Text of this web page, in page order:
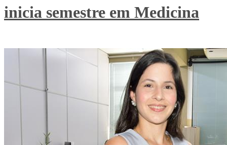
inicia semestre em Medicina